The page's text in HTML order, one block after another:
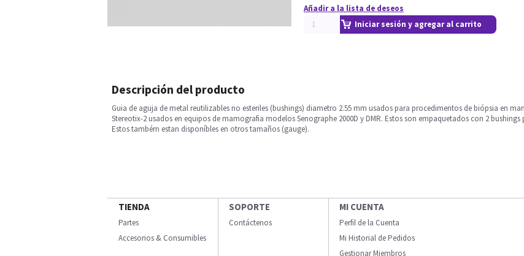
Añadir a la lista de deseos
Iniciar sesión y agregar al carrito
Descripción del producto
Guia de aguja de metal reutilizables no esteriles (bushings) diametro 2.55 mm usados para procedimentos de biópsia en
Stereotix-2 usados en equipos de mamografia modelos Senographe 2000D y DMR. Estos son empaquetados con 2
Estos também estan disponíbles en otros tamaños (gauge).
TIENDA
Partes
Accesorios & Consumibles
SOPORTE
Contáctenos
MI CUENTA
Perfil de la Cuenta
Mi Historial de Pedidos
Gestionar Miembros